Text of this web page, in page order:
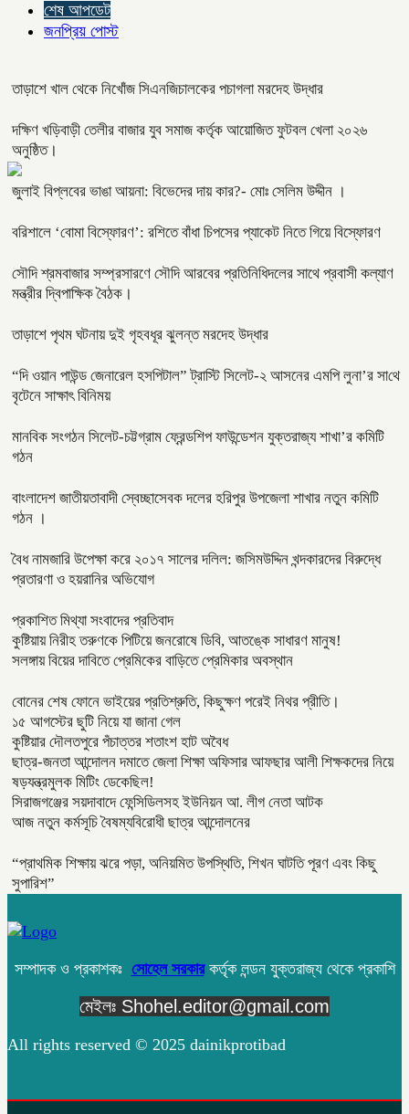
শেষ আপডেট
জনপ্রিয় পোস্ট
তাড়াশে খাল থেকে নিখোঁজ সিএনজিচালকের পচাগলা মরদেহ উদ্ধার
দক্ষিণ খড়িবাড়ী তেলীর বাজার যুব সমাজ কর্তৃক আয়োজিত ফুটবল খেলা ২০২৬
অনুষ্ঠিত।
জুলাই বিপ্লবের ভাঙা আয়না: বিভেদের দায় কার?- মোঃ সেলিম উদ্দীন ।
বরিশালে ‘বোমা বিস্ফোরণ’: রশিতে বাঁধা চিপসের প্যাকেট নিতে গিয়ে বিস্ফোরণ
সৌদি শ্রমবাজার সম্প্রসারণে সৌদি আরবের প্রতিনিধিদলের সাথে প্রবাসী কল্যাণ
মন্ত্রীর দ্বিপাক্ষিক বৈঠক।
তাড়াশে পৃথম ঘটনায় দুই গৃহবধূর ঝুলন্ত মরদেহ উদ্ধার
“দি ওয়ান পাউন্ড জেনারেল হসপিটাল” ট্রাস্টি সিলেট-২ আসনের এমপি লুনা’র সা‌থে
বৃটেনে সাক্ষাৎ বিনিময়
মানবিক সংগঠন সিলেট-চট্টগ্রাম ফ্রেন্ডশিপ ফাউন্ডেশন যুক্তরাজ্য শাখা’র কমিটি
গঠন
বাংলাদেশ জাতীয়তাবাদী স্বেচ্ছাসেবক দলের হরিপুর উপজেলা শাখার নতুন কমিটি
গঠন ।
বৈধ নামজারি উপেক্ষা করে ২০১৭ সালের দলিল: জসিমউদ্দিন খন্দকারদের বিরুদ্ধে
প্রতারণা ও হয়রানির অভিযোগ
প্রকাশিত মিথ্যা সংবাদের প্রতিবাদ
কুষ্টিয়ায় নিরীহ তরুণকে পিটিয়ে জনরোষে ডিবি, আতঙ্কে সাধারণ মানুষ!
সলঙ্গায় বিয়ের দাবিতে প্রেমিকের বাড়িতে প্রেমিকার অবস্থান
বোনের শেষ ফোনে ভাইয়ের প্রতিশ্রুতি, কিছুক্ষণ পরেই নিথর প্রীতি।
১৫ আগস্টের ছুটি নিয়ে যা জানা গেল
কুষ্টিয়ার দৌলতপুরে পঁচাত্তর শতাংশ হাট অবৈধ
ছাত্র-জনতা আন্দোলন দমাতে জেলা শিক্ষা অফিসার আফছার আলী শিক্ষকদের নিয়ে
ষড়যন্ত্রমুলক মিটিং ডেকেছিল!
সিরাজগঞ্জের সয়দাবাদে ফেন্সিডিলসহ ইউনিয়ন আ. লীগ নেতা আটক
আজ নতুন কর্মসূচি বৈষম্যবিরোধী ছাত্র আন্দোলনের
“প্রাথমিক শিক্ষায় ঝরে পড়া, অনিয়মিত উপস্থিতি, শিখন ঘাটতি পূরণ এবং কিছু
সুপারিশ”
সম্পাদক ও প্রকাশকঃ সোহেল সরকারকর্তৃক লন্ডন যুক্তরাজ্য থেকে প্রকাশি
মেইলঃ Shohel.editor@gmail.com
All rights reserved © 2025 dainikprotibad